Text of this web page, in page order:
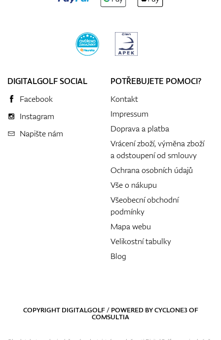
DIGITALGOLF SOCIAL
Facebook
Instagram
Napište nám
POTŘEBUJETE POMOCI?
Kontakt
Impressum
Doprava a platba
Vrácení zboží, výměna zboží
a odstoupení od smlouvy
Ochrana osobních údajů
Vše o nákupu
Všeobecní obchodní
podmínky
Mapa webu
Velikostní tabulky
Blog
COPYRIGHT DIGITALGOLF / POWERED BYCYCLONE3OF
COMSULTIA